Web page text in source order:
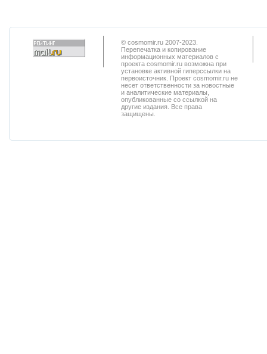
© cosmomir.ru 2007-2023.
Перепечатка и копирование
информационных материалов с
проекта cosmomir.ru возможна при
установке активной гиперссылки на
первоисточник. Проект cosmomir.ru не
несет ответственности за новостные
и аналитические материалы,
опубликованные со ссылкой на
другие издания. Все права
защищены.